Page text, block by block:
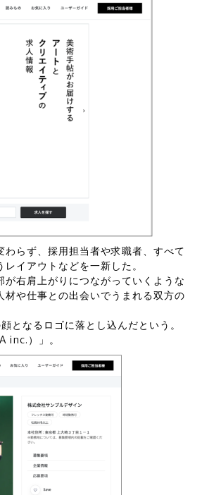
らず、採用担当者や求職者、すべて
イアウトなどを一新した。
右肩上がりにつながっていくような
や仕事との出会いでうまれる双方の
となるロゴに落とし込んだという。
inc.）」。